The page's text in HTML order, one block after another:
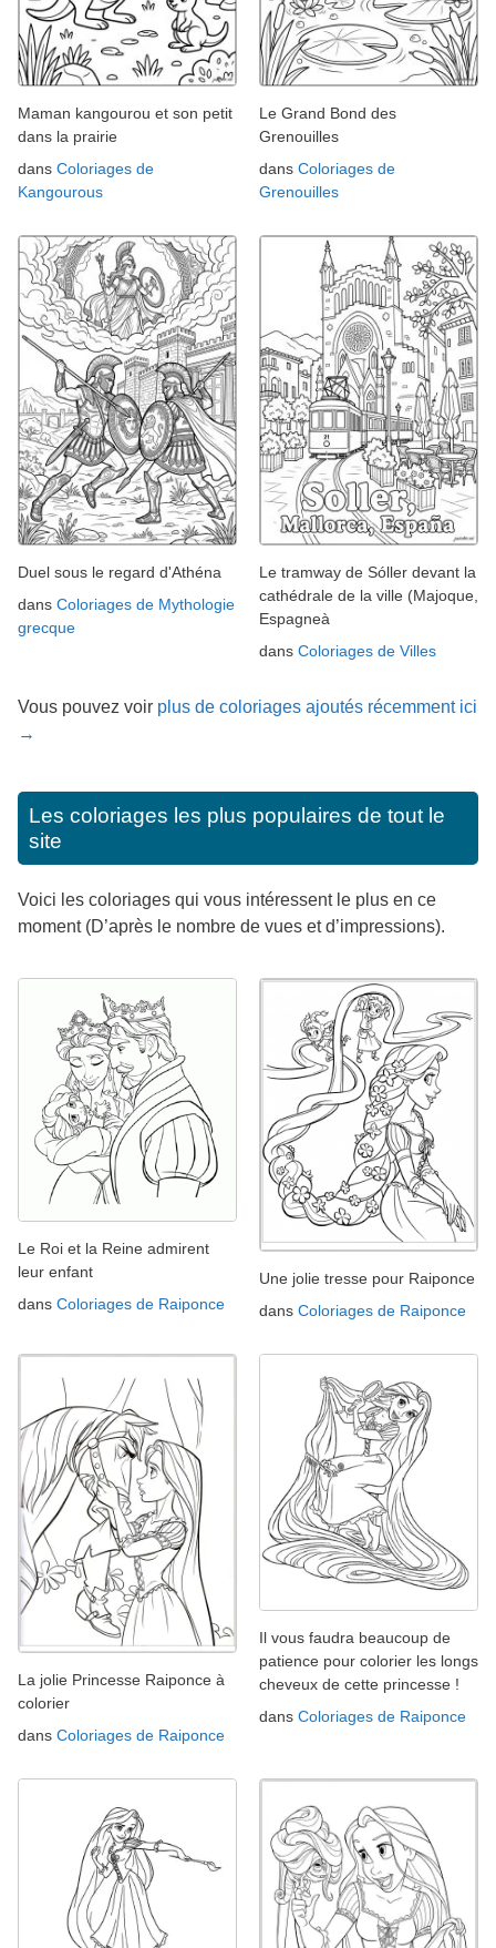
Maman kangourou et son petit
dans la prairie
dans Coloriages de
Kangourous
Le Grand Bond des
Grenouilles
dans Coloriages de
Grenouilles
Duel sous le regard d'Athéna
dans Coloriages de Mythologie
grecque
Le tramway de Sóller devant la
cathédrale de la ville (Majoque,
Espagneà
dans Coloriages de Villes
Vous pouvez voir plus de coloriages ajoutés récemment ici
→
Les coloriages les plus populaires de tout le
site
Voici les coloriages qui vous intéressent le plus en ce
moment (D’après le nombre de vues et d’impressions).
Le Roi et la Reine admirent
leur enfant
dans Coloriages de Raiponce
Une jolie tresse pour Raiponce
dans Coloriages de Raiponce
La jolie Princesse Raiponce à
colorier
dans Coloriages de Raiponce
Il vous faudra beaucoup de
patience pour colorier les longs
cheveux de cette princesse !
dans Coloriages de Raiponce